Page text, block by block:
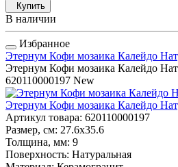
Купить
В наличии
Избранное
Этернум Кофи мозаика Калейдо
Этернум Кофи мозаика Калейдо
620110000197 New
Этернум Кофи мозаика Калейдо
Артикул товара: 620110000197
Размер, см: 27.6x35.6
Толщина, мм: 9
Поверхность: Натуральная